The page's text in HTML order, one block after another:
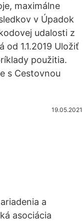
maximálne
v Úpadok
udalosti z
1.1.2019 Uložiť
použitia.
s Cestovnou
19.05.2021
a
asociácia